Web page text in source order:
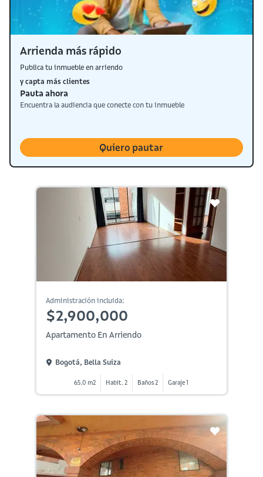
Arrienda más rápido
Publica tu inmueble en arriendo
y capta más clientes
Pauta ahora
Encuentra la audiencia que conecte con tu inmueble
Quiero pautar
Administración incluida:
$2,900,000
Apartamento En Arriendo
Bogotá, Bella Suiza
65.0 m2 Habit. 2 Baños 2 Garaje 1